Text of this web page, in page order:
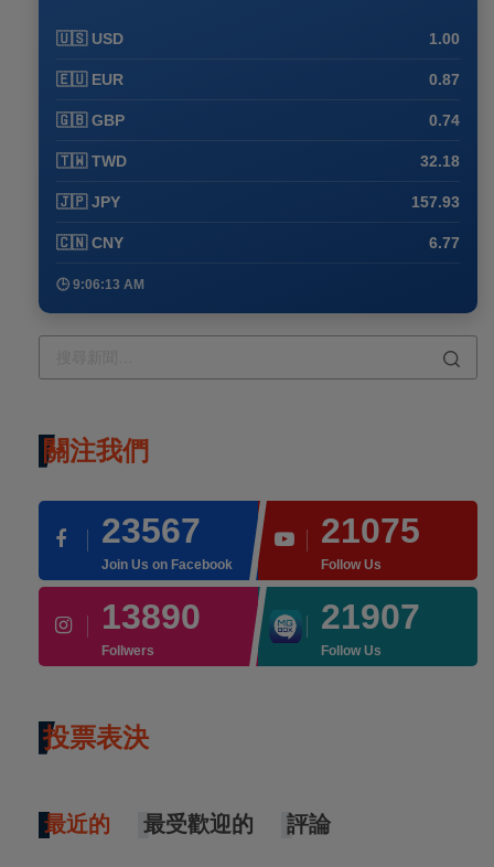
🇺🇸 USD 1.00
🇪🇺 EUR 0.87
🇬🇧 GBP 0.74
🇹🇼 TWD 32.18
🇯🇵 JPY 157.93
🇨🇳 CNY 6.77
🕒 9:06:13 AM
關注我們
23567
Join Us on Facebook
21075
Follow Us
13890
Follwers
21907
Follow Us
投票表決
最近的 最受歡迎的 評論